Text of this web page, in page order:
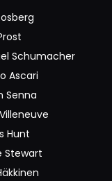
Schumacher
Ascari
Senna
Hunt
Stewart